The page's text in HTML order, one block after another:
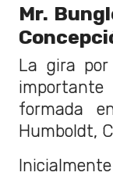
Mr.
La gira
formada
Humboldt,